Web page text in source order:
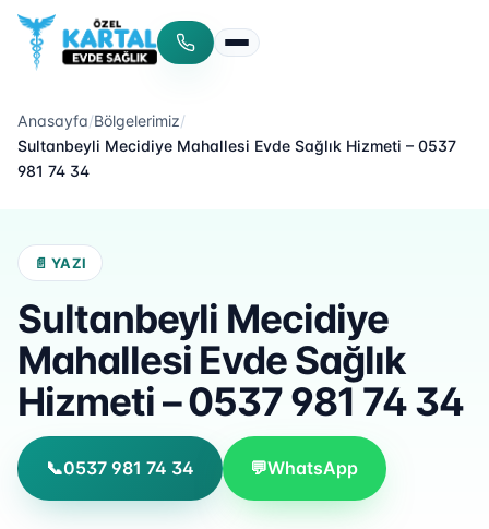
Menüyü aç/kapat
Anasayfa/Bölgelerimiz/
Sultanbeyli Mecidiye Mahallesi Evde Sağlık Hizmeti – 0537
981 74 34
📄 YAZI
Sultanbeyli Mecidiye
Mahallesi Evde Sağlık
Hizmeti – 0537 981 74 34
📞0537 981 74 34 💬WhatsApp